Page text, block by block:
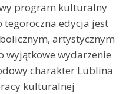
program kulturalny
tegoroczna edycja jest
artystycznym
wyjątkowe wydarzenie
charakter Lublina
kulturalnej